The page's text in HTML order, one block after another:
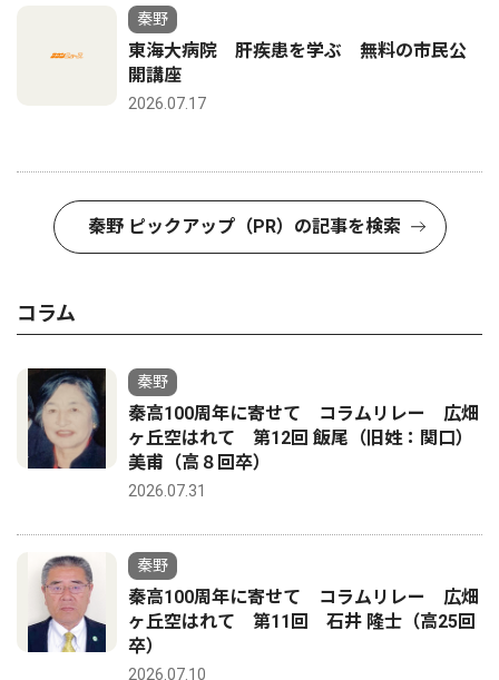
秦野
東海大病院 肝疾患を学ぶ 無料の市民公
開講座
2026.07.17
秦野 ピックアップ（PR）の記事を検索
コラム
秦野
秦高100周年に寄せて コラムリレー 広畑
ヶ丘空はれて 第12回 飯尾（旧姓：関口）
美甫（高８回卒）
2026.07.31
秦野
秦高100周年に寄せて コラムリレー 広畑
ヶ丘空はれて 第11回 石井 隆士（高25回
卒）
2026.07.10